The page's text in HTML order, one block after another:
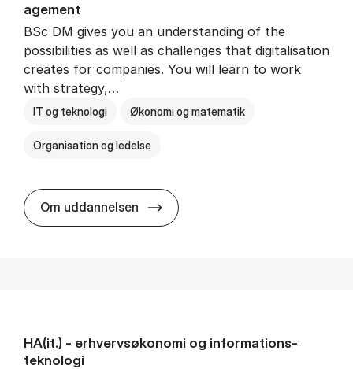
age­ment
BSc DM gives you an understanding of the
possibilities as well as challenges that digitalisation
creates for companies. You will learn to work
with strategy,…
IT og teknologi Økonomi og matematik
Organisation og ledelse
Om uddannelsen BSc in Busi­ness Ad­min­is­tra­tion
HA(it.) - erhvervs­økonomi og informations­
teknologi